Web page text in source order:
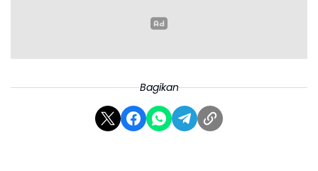
di kantor pusat Kemenag, Jakarta.
Sidang isbat akan melibatkan berbagai pihak,
ormas Islam. Tujuannya adalah untuk memastikan
penetapan awal Syawal berdasarkan data yang
akurat dan dapat dipertanggungjawabkan.
Bagikan